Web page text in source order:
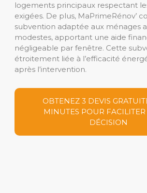
logements principaux respectant
exigées. De plus, MaPrimeRénov’
subvention adaptée aux ménages
modestes, apportant une aide
négligeable par fenêtre. Cette
étroitement liée à l’efficacité
après l’intervention.
OBTENEZ 3 DEVIS
MINUTES POUR FACILITER
DÉCISION